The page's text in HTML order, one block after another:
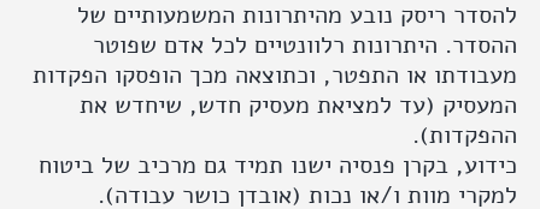
להסדר ריסק נובע מהיתרונות המשמעותיים של
ההסדר. היתרונות רלוונטיים לכל אדם שפוטר
מעבודתו או התפטר, וכתוצאה מכך הופסקו הפקדות
המעסיק (עד למציאת מעסיק חדש, שיחדש את
ההפקדות).
כידוע, בקרן פנסיה ישנו תמיד גם מרכיב של ביטוח
למקרי מוות ו/או נכות (אובדן כושר עבודה).